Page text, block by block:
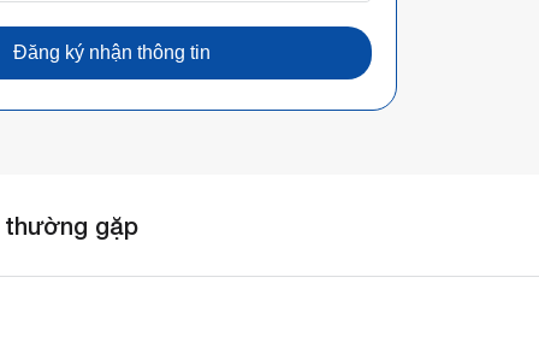
Đăng ký nhận thông tin
thường gặp